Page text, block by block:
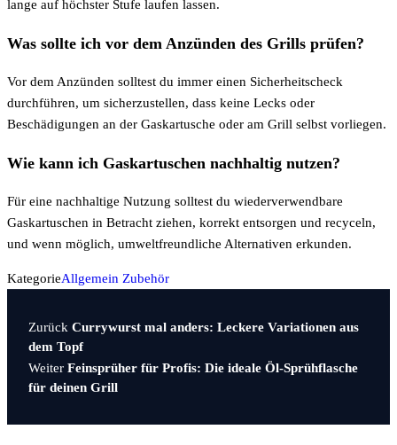
lange auf höchster Stufe laufen lassen.
Was sollte ich vor dem Anzünden des Grills prüfen?
Vor dem Anzünden solltest du immer einen Sicherheitscheck
durchführen, um sicherzustellen, dass keine Lecks oder
Beschädigungen an der Gaskartusche oder am Grill selbst vorliegen.
Wie kann ich Gaskartuschen nachhaltig nutzen?
Für eine nachhaltige Nutzung solltest du wiederverwendbare
Gaskartuschen in Betracht ziehen, korrekt entsorgen und recyceln,
und wenn möglich, umweltfreundliche Alternativen erkunden.
KategorieAllgemein Zubehör
Beitragsnavigation
Vorheriger
Beitrag
Zurück Currywurst mal anders: Leckere Variationen aus
dem Topf
Nächster
Beitrag
Weiter Feinsprüher für Profis: Die ideale Öl-Sprühflasche
für deinen Grill